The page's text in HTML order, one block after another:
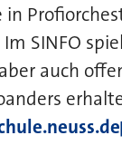
SINFO
auch